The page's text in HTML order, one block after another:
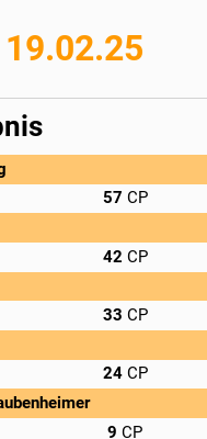
57
42
33
24
9